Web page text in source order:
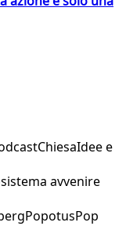
ChiesaIdee e
avvenire
PopotusPop